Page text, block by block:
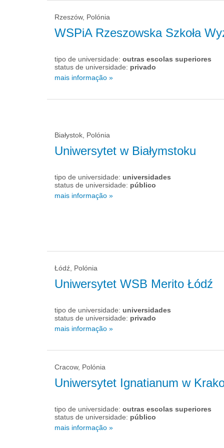
Rzeszów, Polónia
WSPiA Rzeszowska Szkoła
tipo de universidade: outras escolas superiores
status de universidade: privado
mais informação »
Białystok, Polónia
Uniwersytet w Białymstoku
tipo de universidade: universidades
status de universidade: público
mais informação »
Łódź, Polónia
Uniwersytet WSB Merito Łódź
tipo de universidade: universidades
status de universidade: privado
mais informação »
Cracow, Polónia
Uniwersytet Ignatianum w
tipo de universidade: outras escolas superiores
status de universidade: público
mais informação »